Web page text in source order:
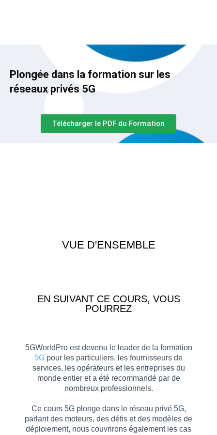
Plongée dans la formation sur les
réseaux privés 5G
Télécharger le PDF du Formation
VUE D'ENSEMBLE
EN SUIVANT CE COURS, VOUS
POURREZ
5GWorldPro est devenu le leader de la formation
5G pour les particuliers, les fournisseurs de
services, les opérateurs et les entreprises du
monde entier et a été recommandé par de
nombreux professionnels.
Ce cours 5G plonge dans le réseau privé 5G,
parlant des moteurs, des défis et des modèles de
déploiement, nous couvrirons également les cas